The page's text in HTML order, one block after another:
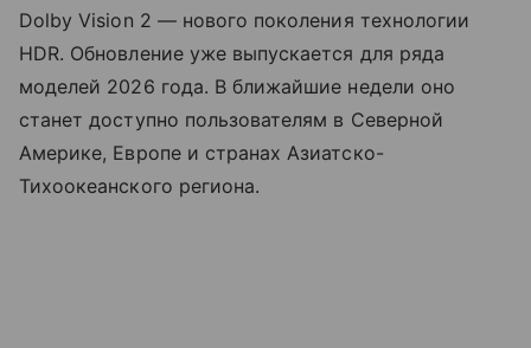
Dolby Vision 2 — нового поколения технологии
HDR. Обновление уже выпускается для ряда
моделей 2026 года. В ближайшие недели оно
станет доступно пользователям в Северной
Америке, Европе и странах Азиатско-
Тихоокеанского региона.